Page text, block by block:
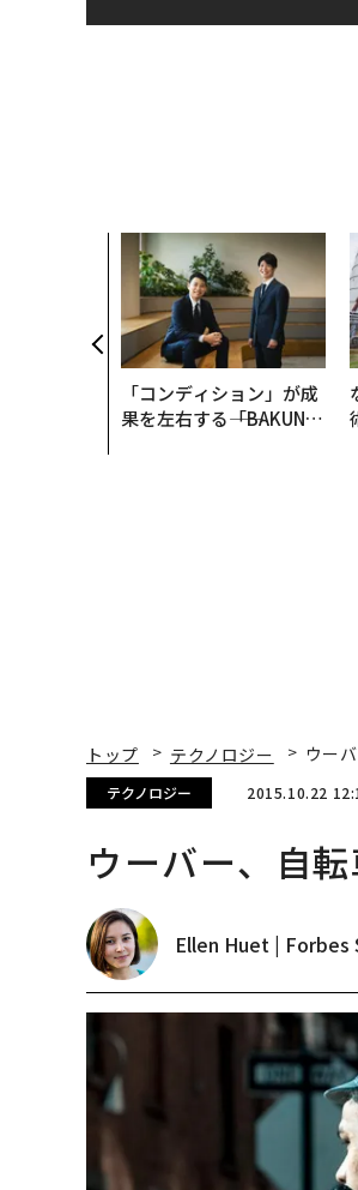
「コンディション」が成
果を左右する――「BAKUN
トップ テクノロジー ウー
テクノロジー 2015.10.22
ウーバー、自
Ellen Huet | Forbes